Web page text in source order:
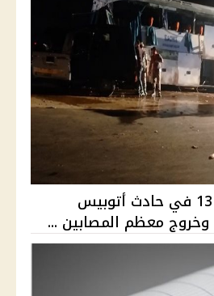
وفاة طفل وإصابة 13 في حادث أتوبيس
معظم المصابين ...